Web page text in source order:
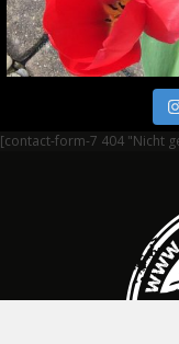
[contact-form-7 404 "Nicht